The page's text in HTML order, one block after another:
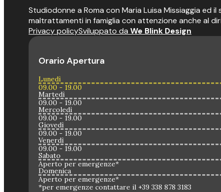
Studiodonne a Roma con Maria Luisa Missiaggia ed
maltrattamenti in famiglia con attenzione anche al
Privacy policySviluppato da We Blink Design
Orario Apertura
Lunedì
09.00 - 19.00
Martedì
09.00 - 19.00
Mercoledì
09.00 - 19.00
Giovedì
09.00 - 19.00
Venerdì
09.00 - 19.00
Sabato
Aperto per emergenze*
Domenica
Aperto per emergenze*
*per emergenze contattare il +39 338 878 3183